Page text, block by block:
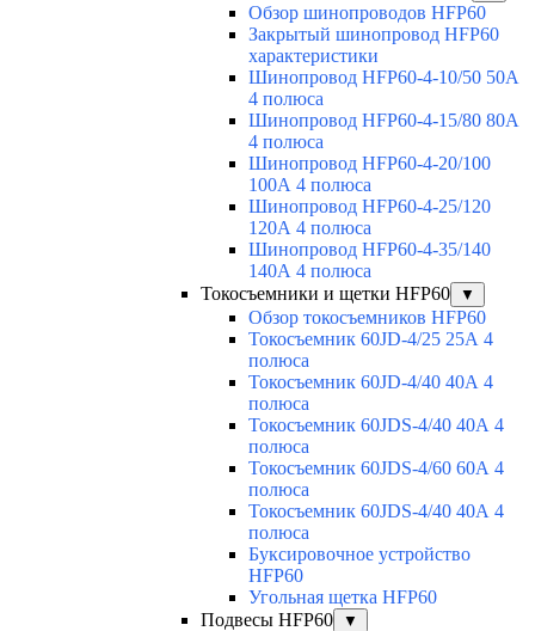
Обзор шинопроводов HFP60
Закрытый шинопровод HFP60
характеристики
Шинопровод HFP60-4-10/50 50А
4 полюса
Шинопровод HFP60-4-15/80 80А
4 полюса
Шинопровод HFP60-4-20/100
100А 4 полюса
Шинопровод HFP60-4-25/120
120А 4 полюса
Шинопровод HFP60-4-35/140
140А 4 полюса
Токосъемники и щетки HFP60
▼
Обзор токосъемников HFP60
Токосъемник 60JD-4/25 25А 4
полюса
Токосъемник 60JD-4/40 40А 4
полюса
Токосъемник 60JDS-4/40 40А 4
полюса
Токосъемник 60JDS-4/60 60А 4
полюса
Токосъемник 60JDS-4/40 40А 4
полюса
Буксировочное устройство
HFP60
Угольная щетка HFP60
Подвесы HFP60
▼